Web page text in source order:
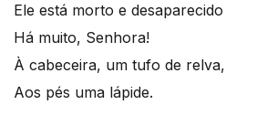
Ele está morto e desaparecido
Há muito, Senhora!
À cabeceira, um tufo de relva,
Aos pés uma lápide.